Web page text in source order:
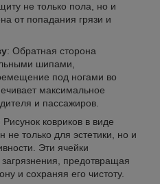
не только пола, но и
от попадания грязи и
: Обратная сторона
шипами,
под ногами во
максимальное
и пассажиров.
Рисунок ковриков в виде
не только для эстетики, но и
Эти ячейки
предотвращая
и сохраняя его чистоту.